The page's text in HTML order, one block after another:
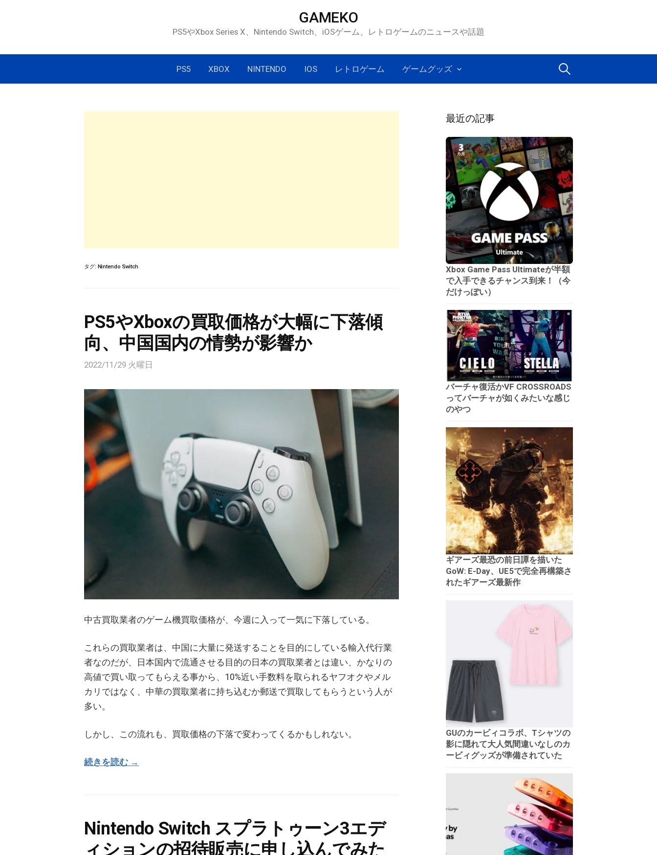
GAMEKO
PS5やXbox Series X、Nintendo Switch、iOSゲーム、レトロゲームのニュースや話題
PS5 XBOX NINTENDO IOS レトロゲーム ゲームグッズ 検
タグ: Nintendo Switch
PS5やXboxの買取価格が大幅に下落傾
向、中国国内の情勢が影響か
2022/11/29 火曜日
中古買取業者のゲーム機買取価格が、今週に入って一気に下落している。
これらの買取業者は、中国に大量に発送することを目的にしている輸入代行業
者なのだが、日本国内で流通させる目的の日本の買取業者とは違い、かなりの
高値で買い取ってもらえる事から、10%近い手数料を取られるヤフオクやメル
カリではなく、中華の買取業者に持ち込むか郵送で買取してもらうという人が
多い。
しかし、この流れも、買取価格の下落で変わってくるかもしれない。
続きを読む →
Nintendo Switch スプラトゥーン3エデ
ィションの招待販売に申し込んでみた
最近の記事
Xbox Game Pass Ultimateが半額
で入手できるチャンス到来！（今
だけっぽい）
バーチャ復活かVF CROSSROADS
ってバーチャが如くみたいな感じ
のやつ
ギアーズ最恐の前日譚を描いた
GoW: E-Day、UE5で完全再構築さ
れたギアーズ最新作
GUのカービィコラボ、Tシャツの
影に隠れて大人気間違いなしのカ
ービィグッズが準備されていた